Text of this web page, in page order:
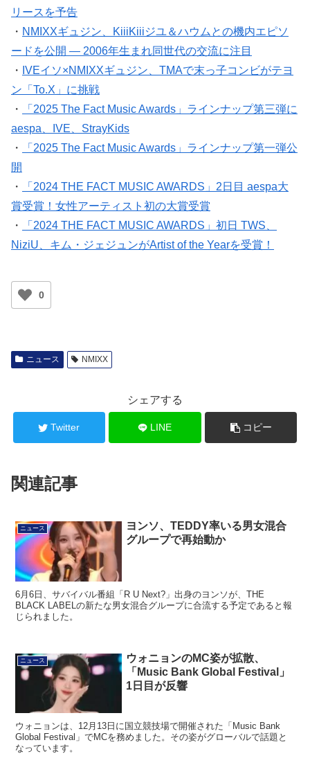
リースを予告
・ NMIXXギュジン、KiiiKiiiジユ＆ハウムとの機内エピソ
ードを公開 ― 2006年生まれ同世代の交流に注目
・ IVEイソ×NMIXXギュジン、TMAで末っ子コンビがテヨ
ン「To.X」に挑戦
・
「2025 The Fact Music Awards」ラインナップ第三弾に
aespa、IVE、StrayKids
・
「2025 The Fact Music Awards」ラインナップ第一弾公
開
・
「2024 THE FACT MUSIC AWARDS」2日目 aespa大
賞受賞！女性アーティスト初の大賞受賞
・
「2024 THE FACT MUSIC AWARDS」初日 TWS、
NiziU、キム・ジェジュンがArtist of the Yearを受賞！
0
ニュース NMIXX
シェアする
Twitter LINE コピー
関連記事
ニュース
ヨンソ、TEDDY率いる男女混合
グループで再始動か
6月6日、サバイバル番組「R U Next?」出身のヨンソが、THE
BLACK LABELの新たな男女混合グループに合流する予定であると報
じられました。
ニュース
ウォニョンのMC姿が拡散、
「Music Bank Global Festival」
1日目が反響
ウォニョンは、12月13日に国立競技場で開催された「Music Bank
Global Festival」でMCを務めました。その姿がグローバルで話題と
なっています。